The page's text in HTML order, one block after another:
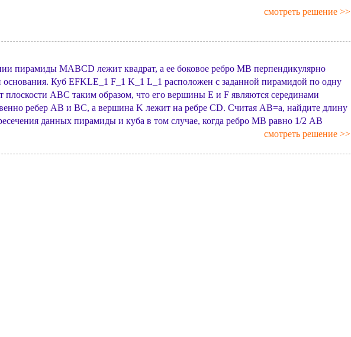
смотреть решение >>
пирамиды MABCD лежит квадрат, а ее боковое ребро MB перпендикулярно
основания. Куб EFKLE_1 F_1 K_1 L_1 расположен с заданной пирамидой по одну
плоскости ABC таким образом, что его вершины E и F являются серединами
ребер AB и BC, а вершина K лежит на ребре CD. Считая AB=a, найдите длину
данных пирамиды и куба в том случае, когда ребро MB равно 1/2 AB
смотреть решение >>